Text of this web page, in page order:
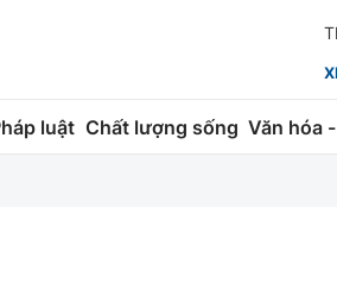
luật Chất lượng sống Văn hóa